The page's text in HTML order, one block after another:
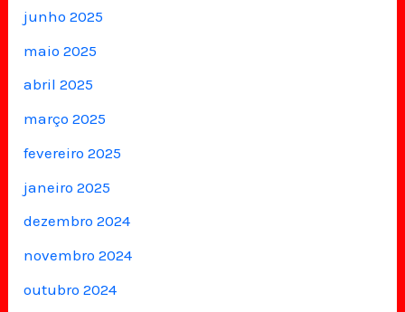
junho 2025
maio 2025
abril 2025
março 2025
fevereiro 2025
janeiro 2025
dezembro 2024
novembro 2024
outubro 2024